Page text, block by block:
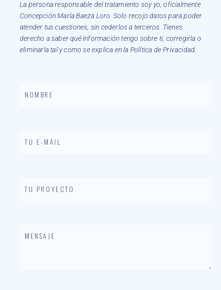
La persona responsable del tratamiento soy yo, oficialmente
Concepción María Baeza Loro. Solo recojo datos para poder
atender tus cuestiones, sin cederlos a terceros. Tienes
derecho a saber qué información tengo sobre ti, corregirla o
eliminarla tal y como se explica en la Política de Privacidad.